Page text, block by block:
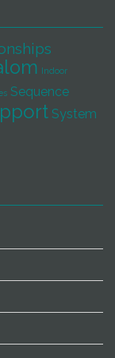
Indoor
Sequence
System